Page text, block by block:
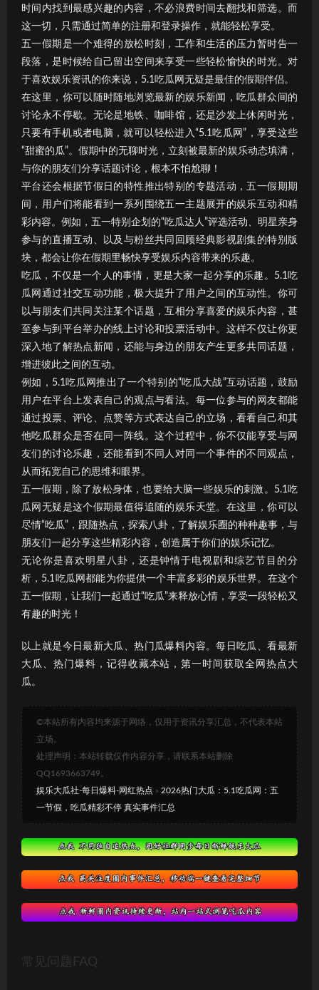
时间内找到最感兴趣的内容，不必浪费时间去翻找和筛选。而
这一切，只需通过简单的注册和登录操作，就能轻松享受。
五一假期是一个难得的放松时刻，工作和生活的压力暂时告一
段落，是时候给自己留出空间来享受一些轻松愉快的时光。对
于喜欢娱乐资讯的你来说，5.1吃瓜网无疑是最佳的假期伴侣。
在这里，你可以随时随地浏览最新的娱乐新闻，吃瓜群众间的
讨论永不停歇。无论是地铁、咖啡馆，还是沙发上休闲时光，
只要有手机或者电脑，就可以轻松进入“5.1吃瓜网”，享受这些
“甜蜜的瓜”。假期中的无聊时光，立刻被最新的娱乐动态填满，
与你的朋友们分享话题讨论，根本不怕尬聊！
平台还会根据节假日的特性推出特别的专题活动，五一假期期
间，用户们将能看到一系列围绕五一主题展开的娱乐互动和精
彩内容。例如，五一特别企划的“吃瓜达人”评选活动、明星亲身
参与的直播互动、以及与粉丝共同回顾经典影视剧集的特别版
块，都会让你在假期里畅快享受娱乐内容带来的乐趣。
吃瓜，不仅是一个人的事情，更是大家一起分享的乐趣。5.1吃
瓜网通过社交互动功能，极大提升了用户之间的互动性。你可
以与朋友们共同关注某个话题，互相分享喜爱的娱乐内容，甚
至参与到平台举办的线上讨论和投票活动中。这样不仅让你更
深入地了解热点新闻，还能与身边的朋友产生更多共同话题，
增进彼此之间的互动。
例如，5.1吃瓜网推出了一个特别的“吃瓜大战”互动话题，鼓励
用户在平台上发表自己的观点与看法。每一位参与的网友都能
通过投票、评论、点赞等方式表达自己的立场，看看自己和其
他吃瓜群众是否在同一阵线。这个过程中，你不仅能享受与网
友们的讨论乐趣，还能看到不同人对同一个事件的不同观点，
从而拓宽自己的思维和眼界。
五一假期，除了放松身体，也要给大脑一些娱乐的刺激。5.1吃
瓜网无疑是这个假期最值得追随的娱乐天堂。在这里，你可以
尽情“吃瓜”，跟随热点，探索八卦，了解娱乐圈的种种趣事，与
朋友们一起分享这些精彩内容，创造属于你们的娱乐记忆。
无论你是喜欢明星八卦，还是钟情于电视剧和综艺节目的分
析，5.1吃瓜网都能为你提供一个丰富多彩的娱乐世界。在这个
五一假期，让我们一起通过“吃瓜”来释放心情，享受一段轻松又
有趣的时光！
以上就是今日最新大瓜、热门瓜爆料内容。每日吃瓜、看最新
大瓜、热门爆料，记得收藏本站，第一时间获取全网热点大
瓜。
©本站所有内容均来源于网络，仅用于资讯分享汇总，不代表本站
立场。
处理声明：本站转载仅作内容分享，请联系本站删除
QQ1693663749。
娱乐大瓜社-每日爆料-网红热点 » 2026热门大瓜：5.1吃瓜网：五
一节假，吃瓜精彩不停 真实事件汇总
常见问题FAQ